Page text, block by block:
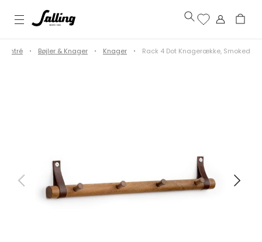
Entré Bøjler & Knager Knager Rack 4 Dot Knagerække, Smoked